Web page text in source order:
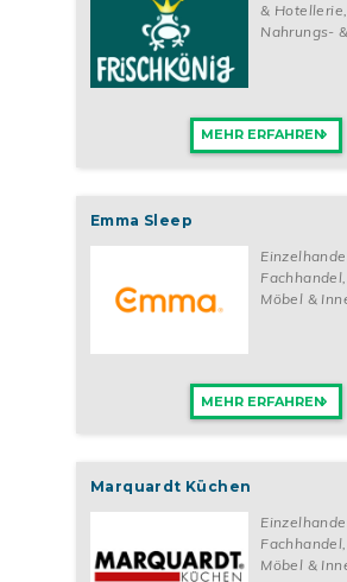
& Hotellerie,
Nahrungs-
MEHR ERFAHREN
Emma Sleep
Fachhandel
Möbel &
MEHR ERFAHREN
Marquardt Küchen
Fachhandel,
Möbel &